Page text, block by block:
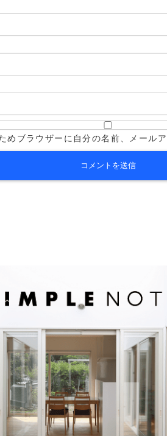
めブラウザーに自分の名前、メール